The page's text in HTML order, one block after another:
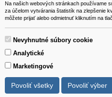
Na našich webových stránkach používame
za účelom vytvárania štatistík na zlepšenie
môžete prijať alebo odmietnuť kliknutím na
Nevyhnutné súbory cookie
Analytické
Marketingové
Povoliť všetky Povoliť výber
VEST - tech s.r.o.
Hviezdoslavova 280/6, 965 01
Slovakia (Slovak Republic)
Všetky ceny sú